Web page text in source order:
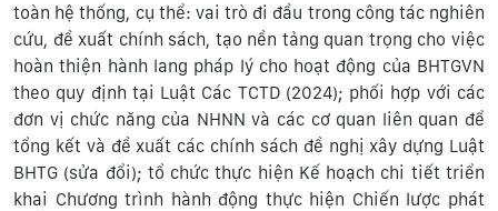
toàn hệ thống, cụ thể: vai trò đi đầu trong công tác nghiên
cứu, đề xuất chính sách, tạo nền tảng quan trọng cho việc
hoàn thiện hành lang pháp lý cho hoạt động của BHTGVN
theo quy định tại Luật Các TCTD (2024); phối hợp với các
đơn vị chức năng của NHNN và các cơ quan liên quan để
tổng kết và đề xuất các chính sách đề nghị xây dựng Luật
BHTG (sửa đổi); tổ chức thực hiện Kế hoạch chi tiết triển
khai Chương trình hành động thực hiện Chiến lược phát